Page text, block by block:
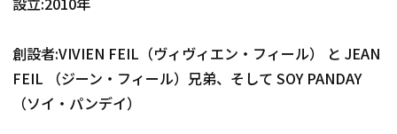
創設者:VIVIEN FEIL（ヴィヴィエン・フィール） と JEAN
FEIL （ジーン・フィール）兄弟、そして SOY PANDAY
（ソイ・パンデイ）